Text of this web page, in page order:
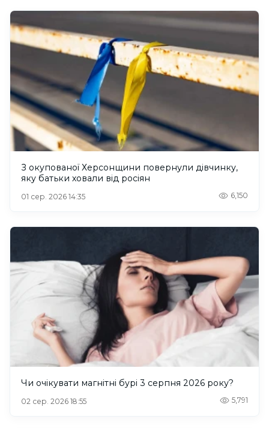
З окупованої Херсонщини повернули дівчинку,
яку батьки ховали від росіян
01 сер. 2026 14:35 6,150
Чи очікувати магнітні бурі 3 серпня 2026 року?
02 сер. 2026 18:55 5,791